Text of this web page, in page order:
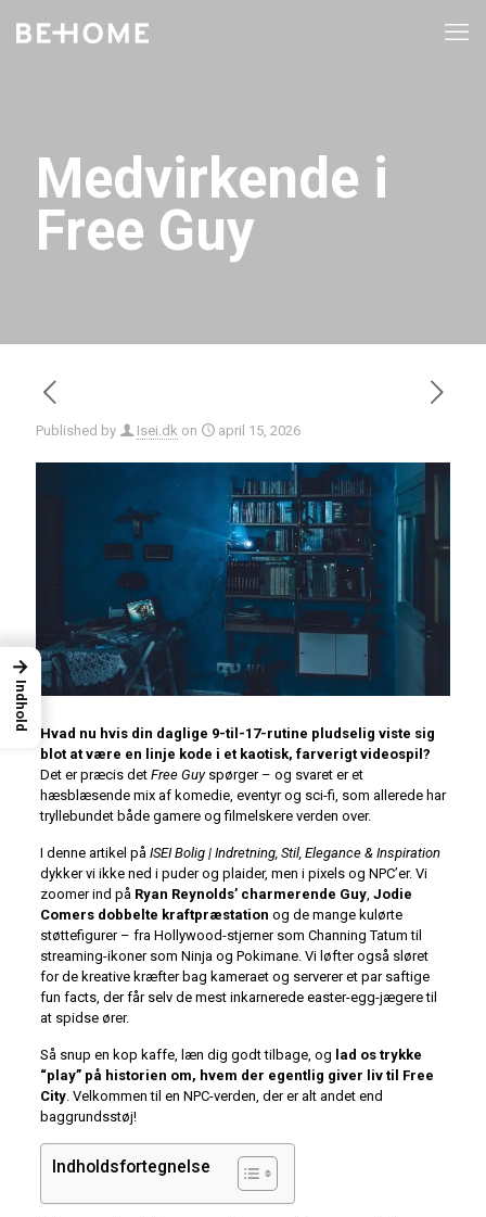
Medvirkende i
Free Guy
Published by Isei.dk on april 15, 2026
Hvad nu hvis din daglige 9-til-17-rutine pludselig viste sig
blot at være en linje kode i et kaotisk, farverigt videospil?
Det er præcis det Free Guyspørger – og svaret er et
hæsblæsende mix af komedie, eventyr og sci-fi, som allerede har
tryllebundet både gamere og filmelskere verden over.
I denne artikel på ISEI Bolig | Indretning, Stil, Elegance & Inspiration
dykker vi ikke ned i puder og plaider, men i pixels og NPC’er. Vi
zoomer ind på Ryan Reynolds’ charmerende Guy, Jodie
Comers dobbelte kraftpræstation og de mange kulørte
støttefigurer – fra Hollywood-stjerner som Channing Tatum til
streaming-ikoner som Ninja og Pokimane. Vi løfter også sløret
for de kreative kræfter bag kameraet og serverer et par saftige
fun facts, der får selv de mest inkarnerede easter-egg-jægere til
at spidse ører.
Så snup en kop kaffe, læn dig godt tilbage, og lad os trykke
“play” på historien om, hvem der egentlig giver liv til Free
City. Velkommen til en NPC-verden, der er alt andet end
baggrundsstøj!
Indholdsfortegnelse
→
Indhold